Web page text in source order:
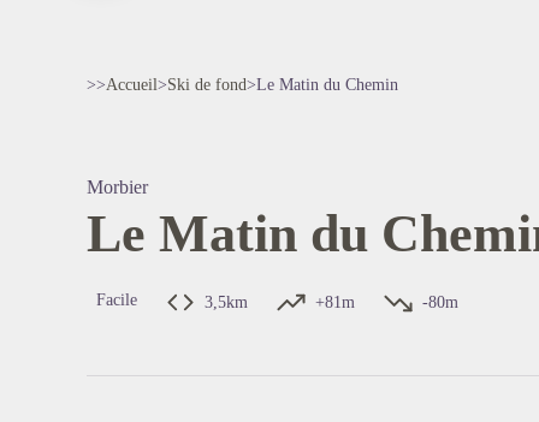
>>Accueil>Ski de fond>Le Matin du Chemin
Morbier
Le Matin du
Facile 3,5km +81m -80m